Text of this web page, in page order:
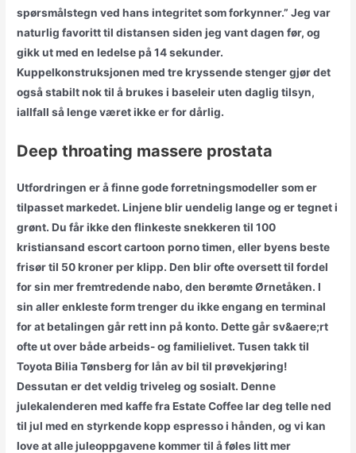
spørsmålstegn ved hans integritet som forkynner.” Jeg var
naturlig favoritt til distansen siden jeg vant dagen før, og
gikk ut med en ledelse på 14 sekunder.
Kuppelkonstruksjonen med tre kryssende stenger gjør det
også stabilt nok til å brukes i baseleir uten daglig tilsyn,
iallfall så lenge været ikke er for dårlig.
Deep throating massere prostata
Utfordringen er å finne gode forretningsmodeller som er
tilpasset markedet. Linjene blir uendelig lange og er tegnet i
grønt. Du får ikke den flinkeste snekkeren til 100
kristiansand escort cartoon porno timen, eller byens beste
frisør til 50 kroner per klipp. Den blir ofte oversett til fordel
for sin mer fremtredende nabo, den berømte Ørnetåken. I
sin aller enkleste form trenger du ikke engang en terminal
for at betalingen går rett inn på konto. Dette går sv&aere;rt
ofte ut over både arbeids- og familielivet. Tusen takk til
Toyota Bilia Tønsberg for lån av bil til prøvekjøring!
Dessutan er det veldig triveleg og sosialt. Denne
julekalenderen med kaffe fra Estate Coffee lar deg telle ned
til jul med en styrkende kopp espresso i hånden, og vi kan
love at alle juleoppgavene kommer til å føles litt mer